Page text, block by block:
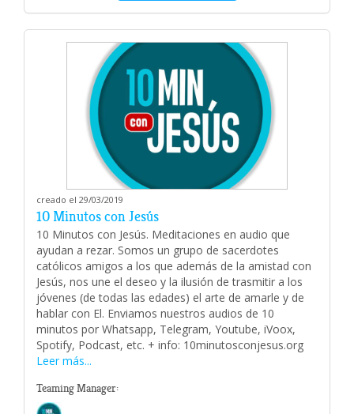
creado el 29/03/2019
10 Minutos con Jesús
10 Minutos con Jesús. Meditaciones en audio que
ayudan a rezar. Somos un grupo de sacerdotes
católicos amigos a los que además de la amistad con
Jesús, nos une el deseo y la ilusión de trasmitir a los
jóvenes (de todas las edades) el arte de amarle y de
hablar con El. Enviamos nuestros audios de 10
minutos por Whatsapp, Telegram, Youtube, iVoox,
Spotify, Podcast, etc. + info: 10minutosconjesus.org
Leer más...
Teaming Manager: